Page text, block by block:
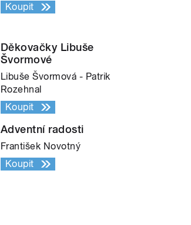
Koupit
Děkovačky Libuše
Švormové
Libuše Švormová - Patrik
Rozehnal
Koupit
Adventní radosti
František Novotný
Koupit